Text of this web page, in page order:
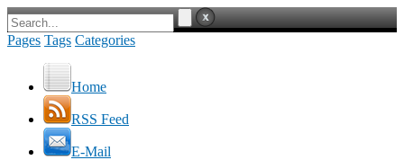
Pages Tags Categories
Home
RSS Feed
E-Mail